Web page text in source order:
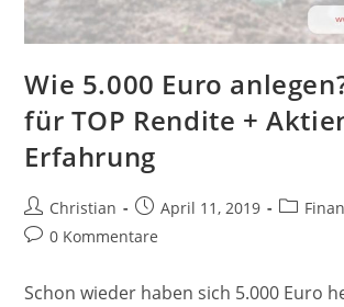
Wie 5.000 Euro
für TOP Rendite +
Erfahrung
Beitrags-
Autor:
Christian
Beitrag
veröffentlicht:
April 11, 2019
Beitrags-
Beitrags-
0 Kommentare
Schon wieder haben sich 5.000 Euro